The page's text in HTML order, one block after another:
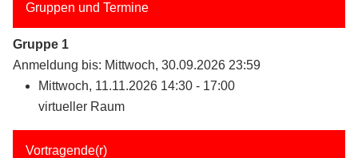
Gruppen und Termine
Gruppe 1
Anmeldung bis: Mittwoch, 30.09.2026 23:59
Mittwoch, 11.11.2026 14:30 - 17:00
virtueller Raum
Vortragende(r)